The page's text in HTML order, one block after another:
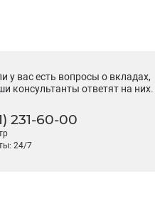
у вас есть вопросы о вкладах,
консультанты ответят на них.
231-60-00
24/7